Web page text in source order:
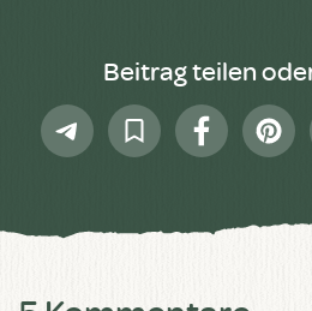
Beitrag teilen
Telegram
In
Sammlung
Facebook